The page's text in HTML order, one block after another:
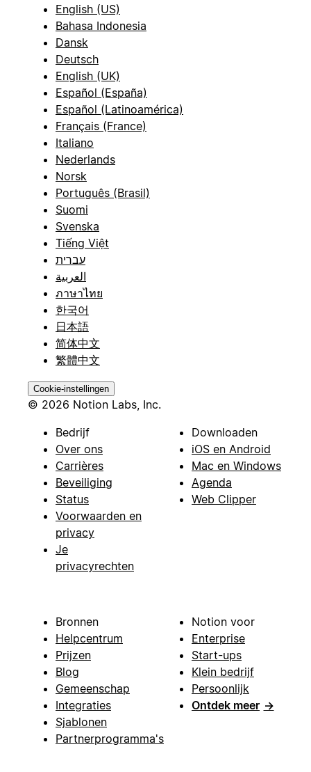
English (US)
Bahasa Indonesia
Dansk
Deutsch
English (UK)
Español (España)
Español (Latinoamérica)
Français (France)
Italiano
Nederlands
Norsk
Português (Brasil)
Suomi
Svenska
Tiếng Việt
עברית
العربية
ภาษาไทย
한국어
日本語
简体中文
繁體中文
Cookie-instellingen
© 2026 Notion Labs, Inc.
Bedrijf
Over ons
Carrières
Beveiliging
Status
Voorwaarden en
privacy
Je
privacyrechten
Downloaden
iOS en Android
Mac en Windows
Agenda
Web Clipper
Bronnen
Helpcentrum
Prijzen
Blog
Gemeenschap
Integraties
Sjablonen
Partnerprogramma's
Notion voor
Enterprise
Start-ups
Klein bedrijf
Persoonlijk
Ontdek meer →